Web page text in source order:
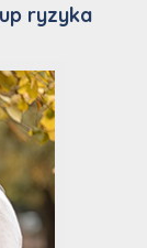
ryzyka